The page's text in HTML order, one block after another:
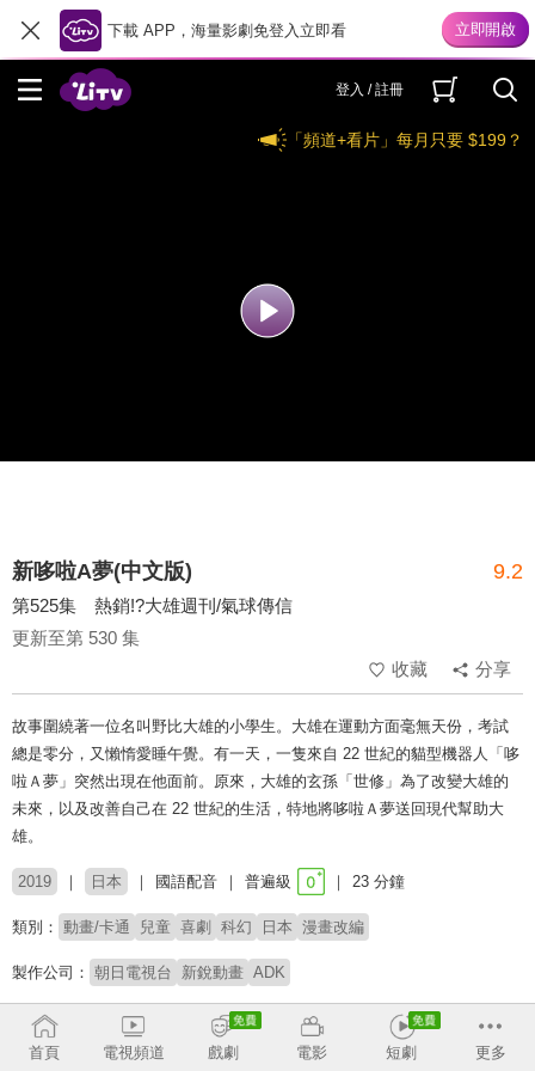
下載 APP，海量影劇免登入立即看
登入 / 註冊
「頻道+看片」每月只要 $199？
新哆啦A夢(中文版) 9.2
第525集 熱銷!?大雄週刊/氣球傳信
更新至第 530 集
收藏
分享
故事圍繞著一位名叫野比大雄的小學生。大雄在運動方面毫無天份，考試
總是零分，又懶惰愛睡午覺。有一天，一隻來自 22 世紀的貓型機器人「哆
啦Ａ夢」突然出現在他面前。原來，大雄的玄孫「世修」為了改變大雄的
未來，以及改善自己在 22 世紀的生活，特地將哆啦Ａ夢送回現代幫助大
雄。
2019 日本 國語配音 普遍級 23 分鐘
類別： 動畫/卡通 兒童 喜劇 科幻 日本 漫畫改編
製作公司： 朝日電視台 新銳動畫 ADK
配音： 林筱玲 穆宣名 李世揚 梁興昌
原著： 藤子・F・不二雄
首頁 電視頻道 戲劇 電影 短劇 更多